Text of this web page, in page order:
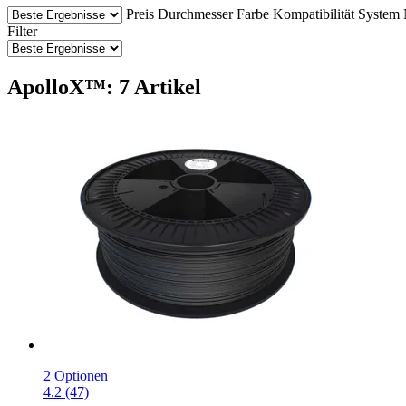
Preis Durchmesser Farbe Kompatibilität System
Filter
ApolloX™: 7 Artikel
2 Optionen
4.2 (47)